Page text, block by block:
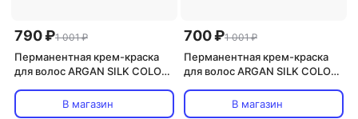
790 ₽1 001 ₽
Перманентная крем-краска
для волос ARGAN SILK COLOR
В магазин
700 ₽1 001 ₽
Перманентная крем-краска
для волос ARGAN SILK COLOR
В магазин